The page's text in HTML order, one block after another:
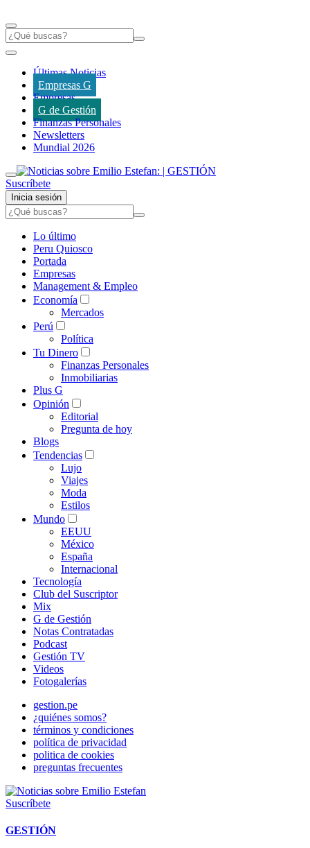
Últimas Noticias
Empresas G
Empresas
G de Gestión
Finanzas Personales
Newsletters
Mundial 2026
Suscríbete
Inicia sesión
Lo último
Peru Quiosco
Portada
Empresas
Management & Empleo
Economía
Mercados
Perú
Política
Tu Dinero
Finanzas Personales
Inmobiliarias
Plus G
Opinión
Editorial
Pregunta de hoy
Blogs
Tendencias
Lujo
Viajes
Moda
Estilos
Mundo
EEUU
México
España
Internacional
Tecnología
Club del Suscriptor
Mix
G de Gestión
Notas Contratadas
Podcast
Gestión TV
Videos
Fotogalerías
gestion.pe
¿quiénes somos?
términos y condiciones
política de privacidad
politica de cookies
preguntas frecuentes
Suscríbete
GESTIÓN